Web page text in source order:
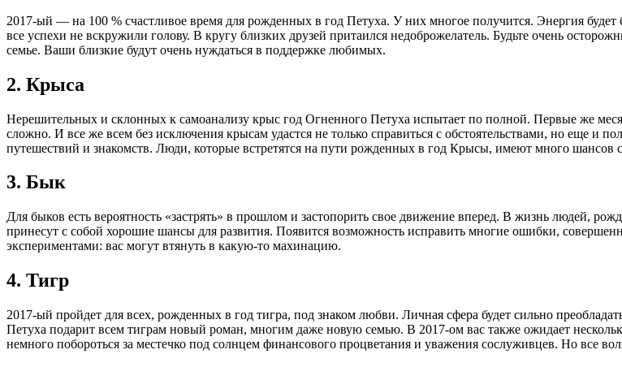
2017-ый — на 100 % счастливое время для рожденных в год Петуха. У них многое получится. Энергия
все успехи не вскружили голову. В кругу близких друзей притаился недоброжелатель. Будьте очень
семье. Ваши близкие будут очень нуждаться в поддержке любимых.
2. Крыса
Нерешительных и склонных к самоанализу крыс год Огненного Петуха испытает по полной. Первые же
сложно. И все же всем без исключения крысам удастся не только справиться с обстоятельствами, но еще и
путешествий и знакомств. Люди, которые встретятся на пути рожденных в год Крысы, имеют много шансов
3. Бык
Для быков есть вероятность «застрять» в прошлом и застопорить свое движение вперед. В жизнь людей,
принесут с собой хорошие шансы для развития. Появится возможность исправить многие ошибки,
экспериментами: вас могут втянуть в какую-то махинацию.
4. Тигр
2017-ый пройдет для всех, рожденных в год тигра, под знаком любви. Личная сфера будет сильно
Петуха подарит всем тиграм новый роман, многим даже новую семью. В 2017-ом вас также ожидает
немного побороться за местечко под солнцем финансового процветания и уважения сослуживцев. Но все